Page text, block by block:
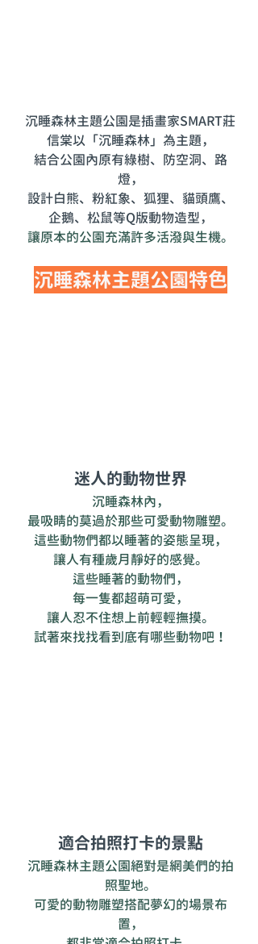
沉睡森林主題公園是插畫家SMART莊
信棠以「沉睡森林」為主題，
結合公園內原有綠樹、防空洞、路
燈，
設計白熊、粉紅象、狐狸、貓頭鷹、
企鵝、松鼠等Q版動物造型，
讓原本的公園充滿許多活潑與生機。
沉睡森林主題公園特色
迷人的動物世界
沉睡森林內，
最吸睛的莫過於那些可愛動物雕塑。
這些動物們都以睡著的姿態呈現，
讓人有種歲月靜好的感覺。
這些睡著的動物們，
每一隻都超萌可愛，
讓人忍不住想上前輕輕撫摸。
試著來找找看到底有哪些動物吧！
適合拍照打卡的景點
沉睡森林主題公園絕對是網美們的拍
照聖地。
可愛的動物雕塑搭配夢幻的場景布
置，